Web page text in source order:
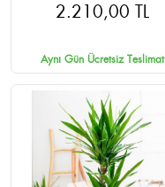
2.210,00 TL
Aynı Gün Ücretsiz Teslimat